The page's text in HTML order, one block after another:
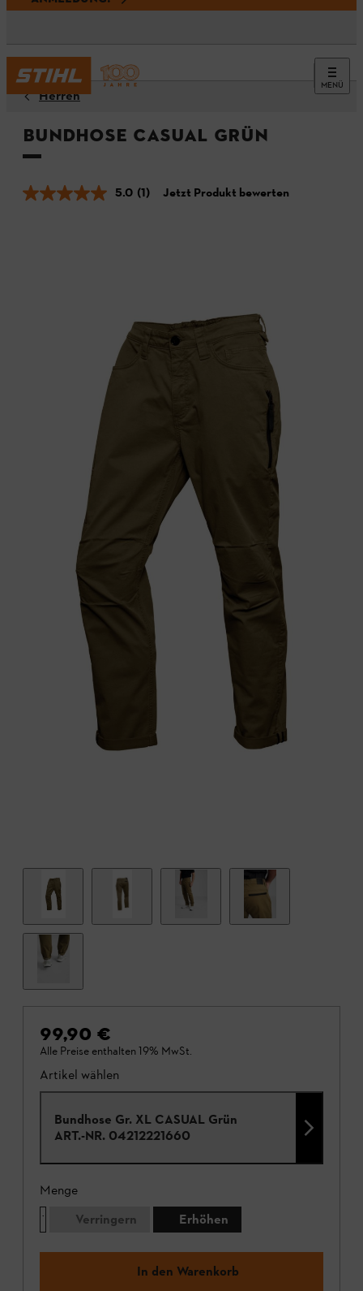
MENÜ
Herren
Bundhose CASUAL Grün
5.0 (1) Jetzt Produkt bewerten
99,90 €
Alle Preise enthalten 19% MwSt.
Artikel wählen
Bundhose Gr. XL CASUAL Grün
ART.-NR. 04212221660
Menge
Verringern
Erhöhen
In den Warenkorb